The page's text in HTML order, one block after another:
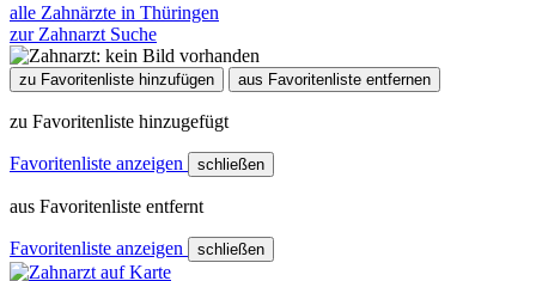
alle Zahnärzte in Thüringen
zur Zahnarzt Suche
zu Favoritenliste hinzufügen aus Favoritenliste entfernen
zu Favoritenliste hinzugefügt
Favoritenliste anzeigen schließen
aus Favoritenliste entfernt
Favoritenliste anzeigen schließen